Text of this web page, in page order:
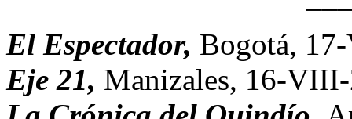
El Espectador, Bogotá,
Eje 21, Manizales, 16-